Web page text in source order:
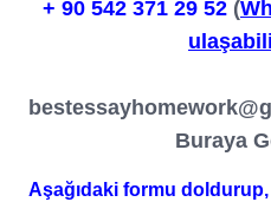
+ 90 542 371 29 52 (
Buraya
Aşağıdaki formu